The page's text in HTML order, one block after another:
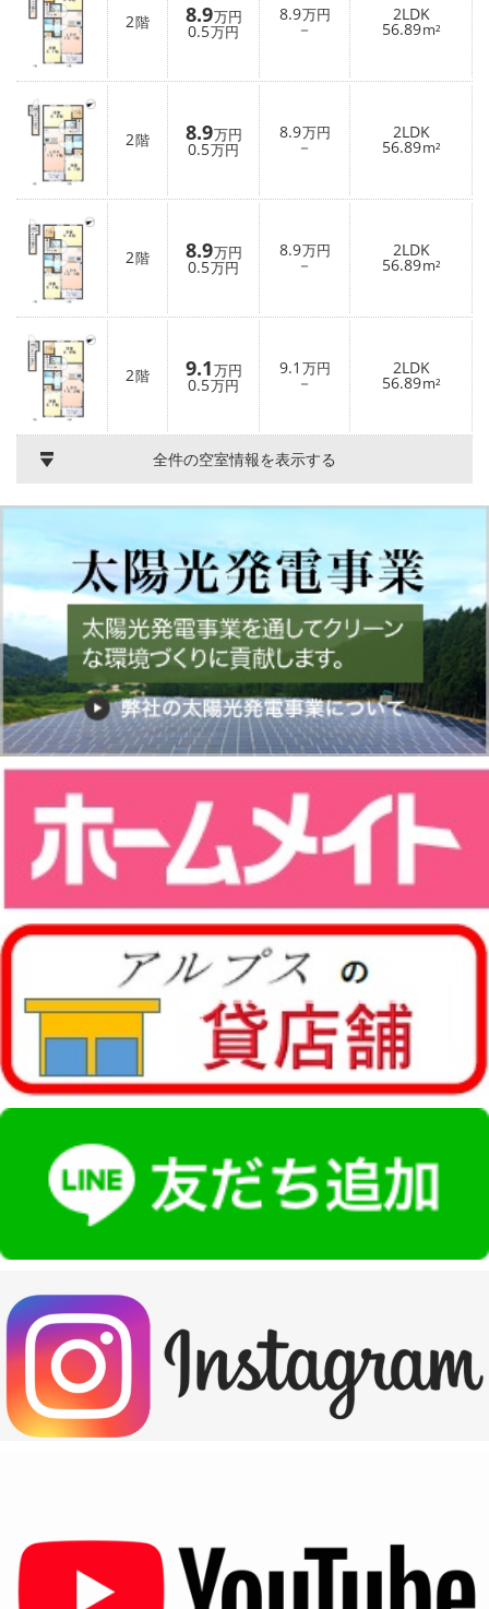
2階 8.9万円
0.5万円
8.9万円
－
2LDK
56.89m²
2階 8.9万円
0.5万円
8.9万円
－
2LDK
56.89m²
2階 8.9万円
0.5万円
8.9万円
－
2LDK
56.89m²
2階 9.1万円
0.5万円
9.1 万円
－
2LDK
56.89m²
全件の空室情報を表示する